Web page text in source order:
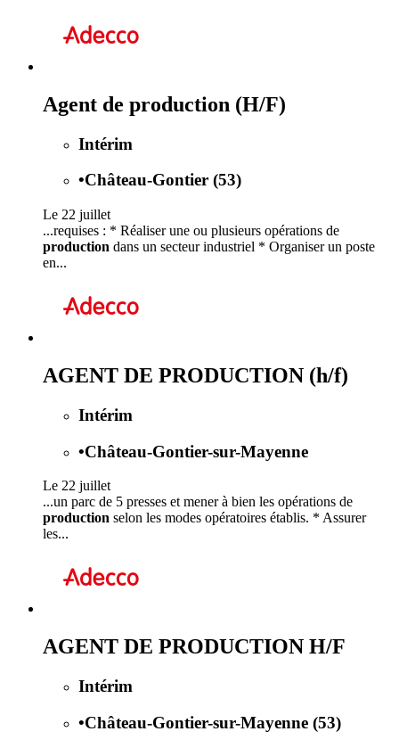
Agent de production (H/F)
Intérim
•Château-Gontier (53)
Le 22 juillet
...requises : * Réaliser une ou plusieurs opérations de
production dans un secteur industriel * Organiser un poste
en...
AGENT DE PRODUCTION (h/f)
Intérim
•Château-Gontier-sur-Mayenne
Le 22 juillet
...un parc de 5 presses et mener à bien les opérations de
production selon les modes opératoires établis. * Assurer
les...
AGENT DE PRODUCTION H/F
Intérim
•Château-Gontier-sur-Mayenne (53)